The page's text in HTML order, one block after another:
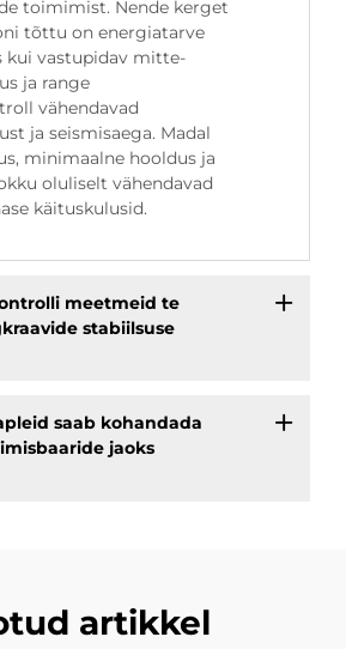
toimimist. Nende kerget
tõttu on energiatarve
kui vastupidav mitte-
ja range
vähendavad
ja seismisaega. Madal
minimaalne hooldus ja
oluliselt vähendavad
käituskulusid.
meetmeid te
stabiilsuse
saab kohandada
jaoks
artikkel